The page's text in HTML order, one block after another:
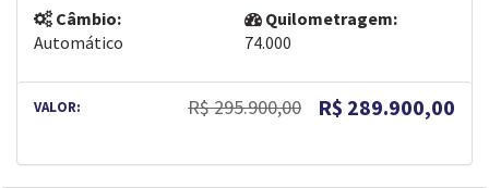
Câmbio:
Automático
Quilometragem:
74.000
VALOR: R$ 289.900,00
R$ 295.900,00